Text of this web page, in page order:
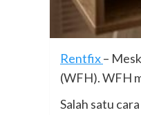
Rentfix–
(WFH). WFH
Salah satu